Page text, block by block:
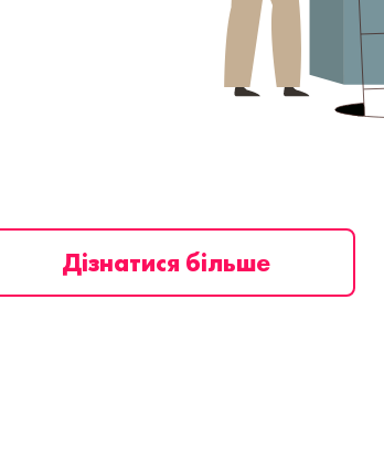
Дізнатися більше